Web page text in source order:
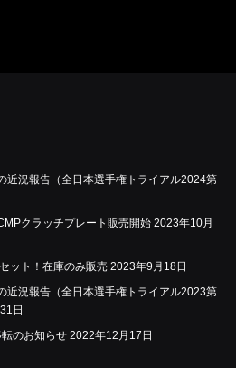
近況報告（全日本選手権トライアル2024第
クラッチプレート販売開始 2023年10月
ット！在庫のみ販売 2023年9月18日
近況報告（全日本選手権トライアル2023第
日
転のお知らせ 2022年12月17日